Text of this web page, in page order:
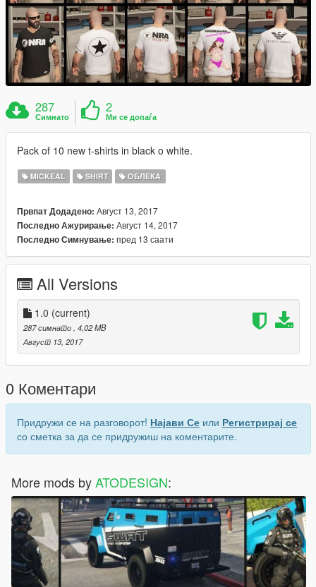
287
Симнато
2
Ми се допаѓа
Pack of 10 new t-shirts in black o white.
MICKEAL SHIRT ОБЛЕКА
Првпат Додадено: Август 13, 2017
Последно Ажурирање: Август 14, 2017
Последно Симнување: пред 13 саати
All Versions
1.0 (current)
287 симнато , 4,02 MB
Август 13, 2017
0 Коментари
Придружи се на разговорот! Најави Се или Регистрирај се
со сметка за да се придружиш на коментарите.
More mods byATODESIGN: